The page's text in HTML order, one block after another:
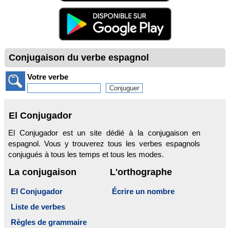
Conjugaison du verbe espagnol
Votre verbe
El Conjugador
El Conjugador est un site dédié à la conjugaison en
espagnol. Vous y trouverez tous les verbes espagnols
conjugués à tous les temps et tous les modes.
La conjugaison
El Conjugador
Liste de verbes
Règles de grammaire
L'orthographe
Écrire un nombre